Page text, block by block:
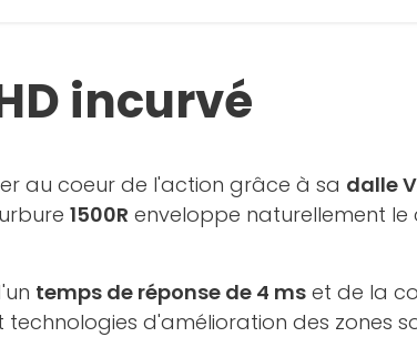
incurvé
au coeur de l'action grâce à sa dalle
1500R enveloppe naturellement le
temps de réponse de 4 ms et de la
technologies d'amélioration des zones